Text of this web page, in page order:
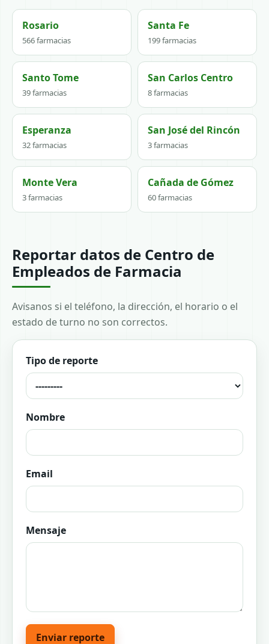
Rosario
566 farmacias
Santa Fe
199 farmacias
Santo Tome
39 farmacias
San Carlos Centro
8 farmacias
Esperanza
32 farmacias
San José del Rincón
3 farmacias
Monte Vera
3 farmacias
Cañada de Gómez
60 farmacias
Reportar datos de Centro de
Empleados de Farmacia
Avisanos si el teléfono, la dirección, el horario o el
estado de turno no son correctos.
Tipo de reporte
Nombre
Email
Mensaje
Enviar reporte